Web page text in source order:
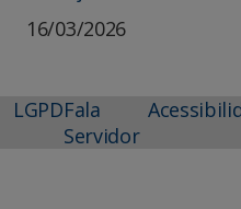
16/03/2026
LGPDFala
Servidor